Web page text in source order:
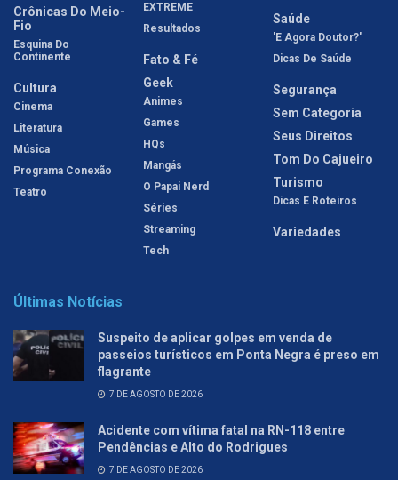
Crônicas Do Meio-
Fio
Esquina Do
Continente
Cultura
Cinema
Literatura
Música
Programa Conexão
Teatro
EXTREME
Resultados
Fato & Fé
Geek
Animes
Games
HQs
Mangás
O Papai Nerd
Séries
Streaming
Tech
Saúde
'E Agora Doutor?'
Dicas De Saúde
Segurança
Sem Categoria
Seus Direitos
Tom Do Cajueiro
Turismo
Dicas E Roteiros
Variedades
Últimas Notícias
Suspeito de aplicar golpes em venda de
passeios turísticos em Ponta Negra é preso em
flagrante
7 DE AGOSTO DE 2026
Acidente com vítima fatal na RN-118 entre
Pendências e Alto do Rodrigues
7 DE AGOSTO DE 2026